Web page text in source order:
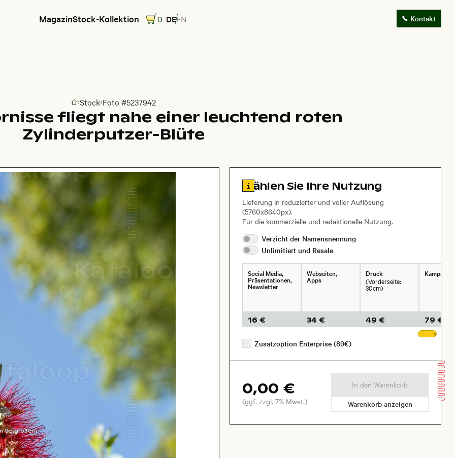
MagazinStock-Kollektion 0 DEEN Kontakt
Zur Homepage
Stock Foto #5237942
fliegt nahe einer leuchtend roten
Zylinderputzer-Blüte
Vergrößern
Zu den Lizenzinformationen springen
Wählen Sie Ihre Nutzung
Lieferung in reduzierter und voller Auflösung
(5760x8640px).
Für die kommerzielle und redaktionelle Nutzung.
Verzicht der Namensnennung
Unlimitiert und Resale
Social Media,
Präsentationen,
Newsletter
16 €
Webseiten,
Apps
34 €
Druck
(Vorderseite:
30cm)
49 €
79 €
Zusatzoption Enterprise (89€)
0,00 €
(ggf. zzgl. 7% Mwst.)
In den Warenkorb
Warenkorb anzeigen